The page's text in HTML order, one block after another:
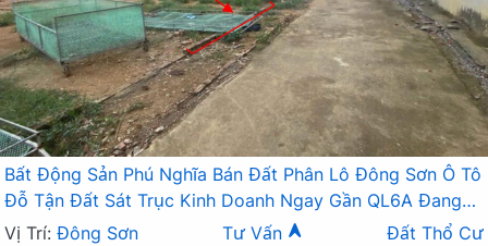
Bất Động Sản Phú Nghĩa Bán Đất Phân Lô Đông Sơn Ô Tô
Đỗ Tận Đất Sát Trục Kinh Doanh Ngay Gần QL6A Đang
Triển Khai Mở Rộng
Vị Trí: Đông Sơn Tư Vấn
Đất Thổ Cư